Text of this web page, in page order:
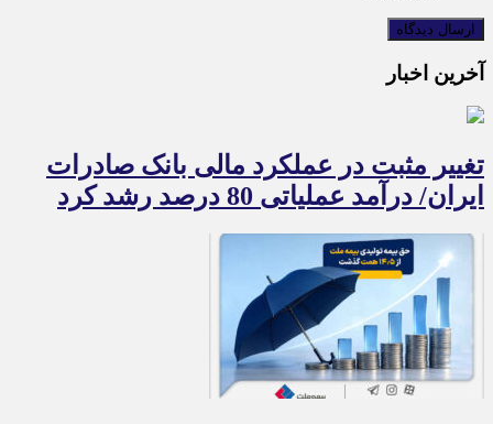
آخرین اخبار
تغییر مثبت در عملکرد مالی بانک صادرات
ایران/ درآمد عملیاتی 80 درصد رشد کرد